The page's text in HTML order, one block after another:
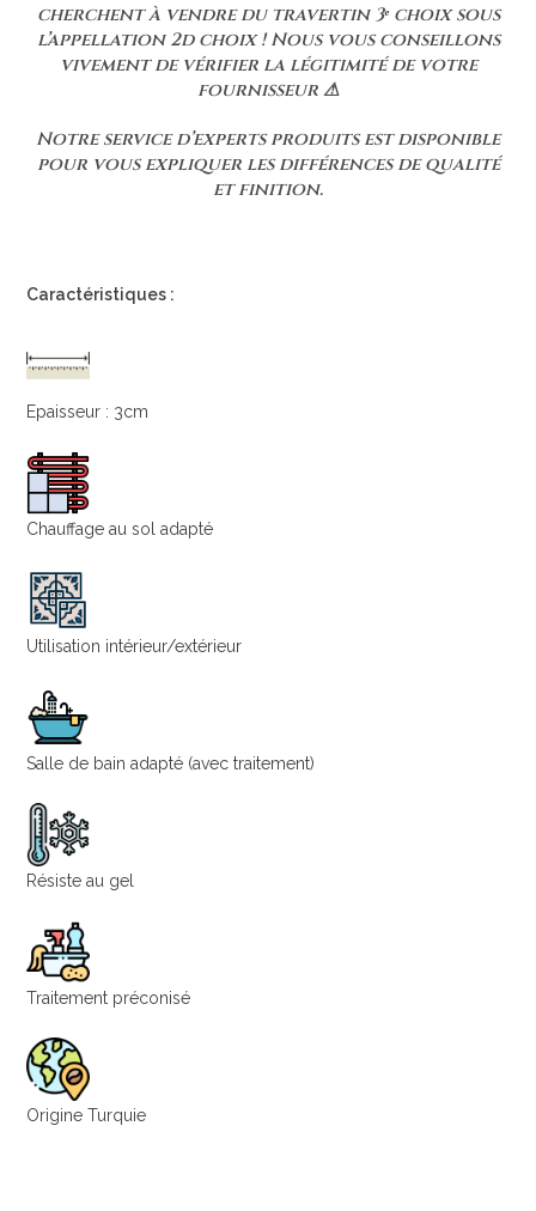
cherchent à vendre du travertin 3ᵉ choix sous
l’appellation 2d choix ! Nous vous conseillons
vivement de vérifier la légitimité de votre
fournisseur ⚠
Notre service d’experts produits est disponible
pour vous expliquer les différences de qualité
et finition.
Caractéristiques :
Epaisseur : 3cm
Chauffage au sol adapté
Utilisation intérieur/extérieur
Salle de bain adapté (avec traitement)
Résiste au gel
Traitement préconisé
Origine Turquie